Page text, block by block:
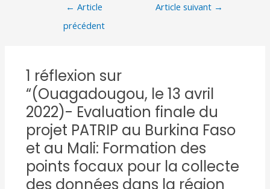
← Article
précédent
Article suivant →
1 réflexion sur
“(Ouagadougou, le 13 avril
2022)- Evaluation finale du
projet PATRIP au Burkina Faso
et au Mali: Formation des
points focaux pour la collecte
des données dans la région